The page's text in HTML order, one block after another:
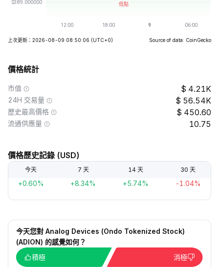
上次更新：2026-08-09 08:50:06 (UTC+0) Source of data: CoinGecko
價格統計
市值 4.21K
24H 交易量 56.54K
歷史最高價格 450.60
流通供應量 10.75
價格歷史記錄 (USD)
今天 7 天 14 天 30 天
+0.60% +8.34% +5.74% -1.04%
今天您對 Analog Devices (Ondo Tokenized Stock)
(ADION) 的感覺如何？
積極
消極